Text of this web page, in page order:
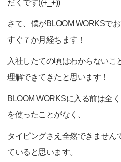
だくです((+_+))
さて、僕がBLOOM WORKSで
すぐ７か月経ちます！
入社したての頃はわからないこ
理解できてきたと思います！
BLOOM WORKSに入る前は全
を使ったことがなく、
タイピングさえ全然できません
ていると思います。